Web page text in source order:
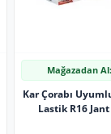
Mağazadan Al:
Kar Çorabı
Lastik R16